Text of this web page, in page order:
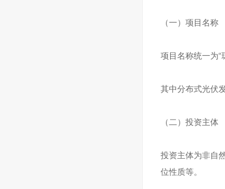
（一）项目名称
项目名称统一为“
其中分布式光伏
（二）投资主体
投资主体为非自
位性质等。